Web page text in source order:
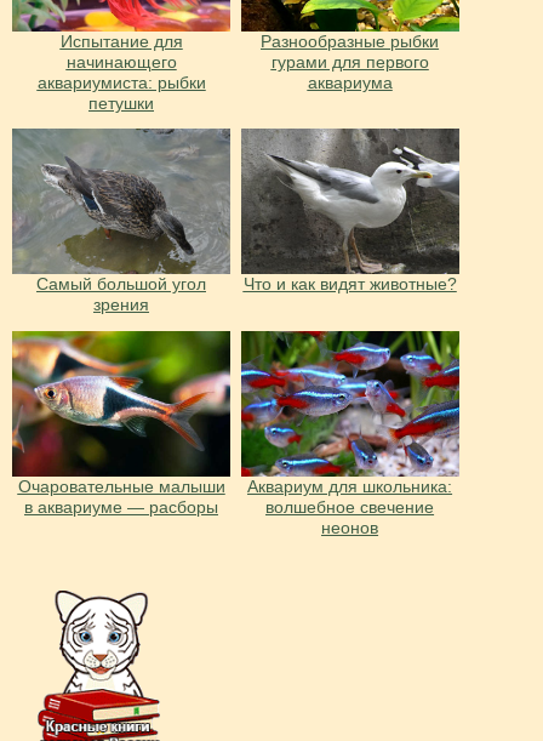
Испытание для
начинающего
аквариумиста: рыбки
петушки
Разнообразные рыбки
гурами для первого
аквариума
Cамый большой угол
зрения
Что и как видят животные?
Очаровательные малыши
в аквариуме — расборы
Аквариум для школьника:
волшебное свечение
неонов